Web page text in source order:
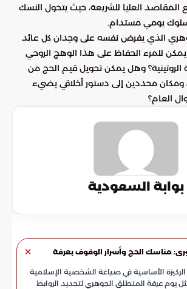
المقاصد العليا للشريعة، حيث يتحول النسك
يومي مستدام.
الذي يفرض نفسه على وجدان كل عائد
للمرء الحفاظ على هذا الوهج الروحي
وهل يمكن تحويل قيم الحج من
ومكان محددين إلى دستور أخلاقي يضيء
العام؟
بوابة السعودية
مناسك الحج وأسرار الوقوف بعرفة
الركيزة الأساسية في صياغة الشخصية الإسلامية
يوم عرفة المنطلق الجوهري لتجديد الروابط